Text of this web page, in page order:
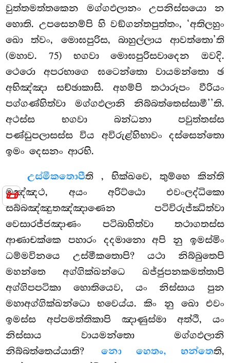
📜
වුත්තමත්තකෙන මග්ගඵලානං උපනිස්සයො න
හොති. උපසෙනම්පි හි වඞ්ගන්තපුත්තං, ‘අතිලහුං
ඛො ත්වං, මොඝපුරිස, බාහුල්ලාය ආවත්තො’ති
(මහාව. 75) භගවා මොඝපුරිසවාදෙන ඔවදි.
ථෙරො අපරභාගෙ ඝටෙන්තො වායමන්තො ඡ
අභිඤ්ඤා සච්ඡාකාසි. අහම්පි තථාරූපං වීරියං
පග්ගණ්හිත්වා මග්ගඵලානි නිබ්බත්තෙස්සාමී’’ති.
අථස්ස භගවා බන්ධනා පවුත්තස්ස
පණ්ඩුපලාසස්ස විය අවිරුළ්හිභාවං දස්සෙන්තො
ඉමං දෙසනං ආරභි.
උස්මීකතොපීති , භික්ඛවෙ, තුම්හෙ කින්ති
මඤ්ඤථ, අයං අරිට්ඨො එවංලද්ධිකො
සබ්බඤ්ඤුතඤ්ඤාණෙන පටිවිරුජ්ඣිත්වා
වෙසාරජ්ජඤාණං පටිබාහිත්වා තථාගතස්ස
ආණාචක්කෙ පහාරං දදමානො අපි නු ඉමස්මිං
ධම්මවිනයෙ උස්මීකතොපි? යථා නිබ්බුතෙපි
මහන්තෙ අග්ගික්ඛන්ධෙ ඛජ්ජුපනකමත්තාපි
අග්ගිපපටිකා හොතියෙව, යං නිස්සාය පුන
මහාඅග්ගික්ඛන්ධො භවෙය්ය. කිං නු ඛො එවං
ඉමස්ස අප්පමත්තිකාපි ඤාණුස්මා අත්ථි, යං
නිස්සාය වායමන්තො මග්ගඵලානි
නිබ්බත්තෙය්යාති?නො හෙතං, භන්තෙති,